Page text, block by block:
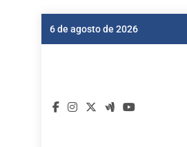
6 de agosto de 2026